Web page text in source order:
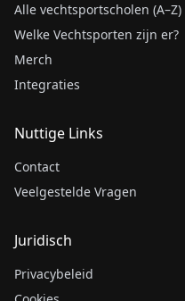
Alle vechtsportscholen (A–Z)
Welke Vechtsporten zijn er?
Merch
Integraties
Nuttige Links
Contact
Veelgestelde Vragen
Juridisch
Privacybeleid